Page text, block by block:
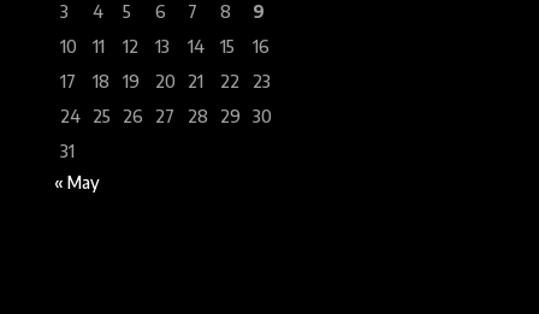
3
4 5 6 7 8
9
10
11 12 13 14 15
16
17
18 19 20 21 22
23
24
25 26 27 28 29
30
31
« May